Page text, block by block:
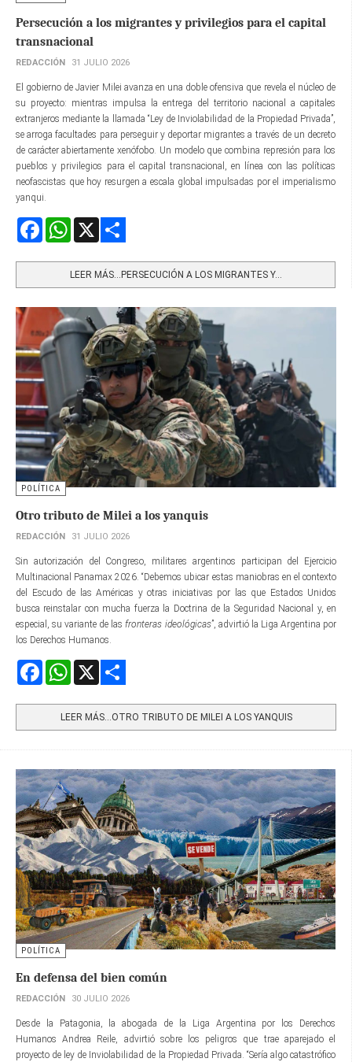
Persecución a los migrantes y privilegios para el capital
transnacional
REDACCIÓN 31 JULIO 2026
El gobierno de Javier Milei avanza en una doble ofensiva que revela el núcleo de
su proyecto: mientras impulsa la entrega del territorio nacional a capitales
extranjeros mediante la llamada “Ley de Inviolabilidad de la Propiedad Privada”,
se arroga facultades para perseguir y deportar migrantes a través de un decreto
de carácter abiertamente xenófobo. Un modelo que combina represión para los
pueblos y privilegios para el capital transnacional, en línea con las políticas
neofascistas que hoy resurgen a escala global impulsadas por el imperialismo
yanqui.
FacebookWhatsApp
LEER MÁS…PERSECUCIÓN A LOS MIGRANTES Y...
POLÍTICA
Otro tributo de Milei a los yanquis
REDACCIÓN 31 JULIO 2026
Sin autorización del Congreso, militares argentinos participan del Ejercicio
Multinacional Panamax 2026. “Debemos ubicar estas maniobras en el contexto
del Escudo de las Américas y otras iniciativas por las que Estados Unidos
busca reinstalar con mucha fuerza la Doctrina de la Seguridad Nacional y, en
especial, su variante de lasfronteras ideológicas”, advirtió la Liga Argentina por
los Derechos Humanos.
FacebookWhatsApp
LEER MÁS…OTRO TRIBUTO DE MILEI A LOS YANQUIS
POLÍTICA
En defensa del bien común
REDACCIÓN 30 JULIO 2026
Desde la Patagonia, la abogada de la Liga Argentina por los Derechos
Humanos Andrea Reile, advirtió sobre los peligros que trae aparejado el
proyecto de ley de Inviolabilidad de la Propiedad Privada. “Sería algo catastrófico